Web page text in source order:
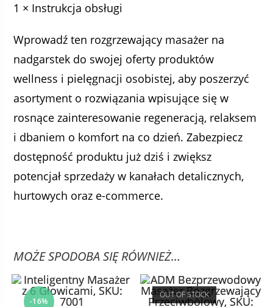
1 × Instrukcja obsługi
Wprowadź ten rozgrzewający masażer na
nadgarstek do swojej oferty produktów
wellness i pielęgnacji osobistej, aby poszerzyć
asortyment o rozwiązania wpisujące się w
rosnące zainteresowanie regeneracją, relaksem
i dbaniem o komfort na co dzień. Zabezpiecz
dostępność produktu już dziś i zwiększ
potencjał sprzedaży w kanałach detalicznych,
hurtowych oraz e-commerce.
MOŻE SPODOBA SIĘ RÓWNIEŻ…
-16%
OUT OF STOCK